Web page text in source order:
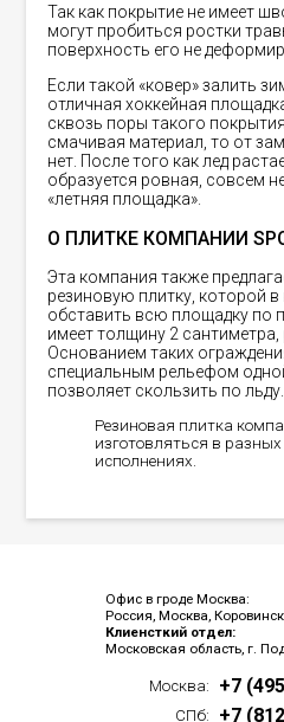
Так как покрытие не имеет
могут пробиться ростки
поверхность его не
Если такой «ковер» залить
отличная хоккейная
сквозь поры такого
смачивая материал, то от
нет. После того как лед
образуется ровная, совсем
«летняя площадка».
О ПЛИТКЕ КОМПАНИИ
Эта компания также
резиновую плитку, которой
обставить всю площадку по
имеет толщину 2
Основанием таких
специальным рельефом
позволяет скользить по льду.
Резиновая плитка
изготовляться в
исполнениях.
Офис в гроде Москва:
Россия, Москва,
Клиенсткий отдел:
Московская область, г.
Москва: +7
СПб: +7